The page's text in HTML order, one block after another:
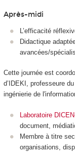
Après-midi
L’efficacité
Didactique
avancées/
Cette journée est
d’IDEKI, professeure
ingénierie de
Laboratoire
document,
Membre à titre
organisations,